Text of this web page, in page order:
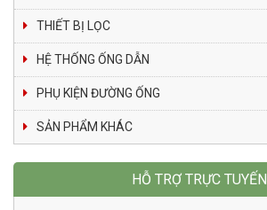
THIẾT BỊ LỌC
HỆ THỐNG ỐNG DẪN
PHỤ KIỆN ĐƯỜNG ỐNG
SẢN PHẨM KHÁC
HỖ TRỢ TRỰC TUYẾN